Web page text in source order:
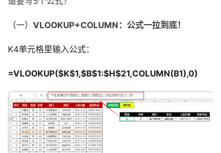
（一） VLOOKUP+COLUMN：公式一拉到底！
K4单元格里输入公式：
=VLOOKUP($K$1,$B$1:$H$21,COLUMN(B1),0)